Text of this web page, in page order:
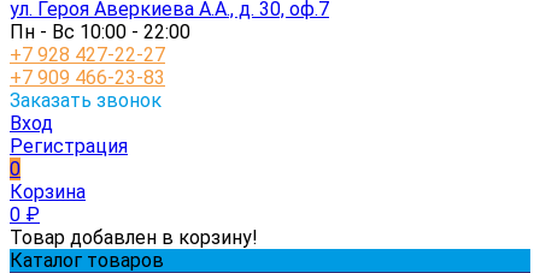
ул. Героя Аверкиева А.А., д. 30, оф.7
Пн - Вс 10:00 - 22:00
+7 928 427-22-27
+7 909 466-23-83
Заказать звонок
Вход
Регистрация
0
Корзина
0 ₽
Товар добавлен в корзину!
Каталог товаров